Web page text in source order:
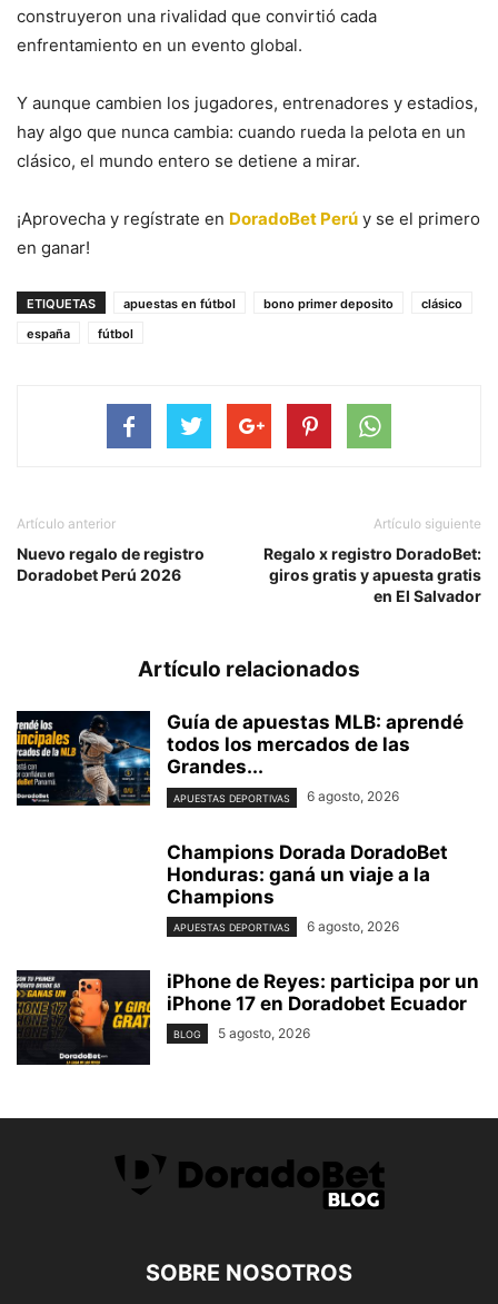
construyeron una rivalidad que convirtió cada
enfrentamiento en un evento global.
Y aunque cambien los jugadores, entrenadores y estadios,
hay algo que nunca cambia: cuando rueda la pelota en un
clásico, el mundo entero se detiene a mirar.
¡Aprovecha y regístrate en DoradoBet Perú y se el primero
en ganar!
ETIQUETAS apuestas en fútbol bono primer deposito
clásico
españa
fútbol
Artículo anterior
Nuevo regalo de registro
Doradobet Perú 2026
Artículo siguiente
Regalo x registro DoradoBet:
giros gratis y apuesta gratis
en El Salvador
Artículo relacionados
Guía de apuestas MLB: aprendé
todos los mercados de las
Grandes...
APUESTAS DEPORTIVAS 6 agosto, 2026
Champions Dorada DoradoBet
Honduras: ganá un viaje a la
Champions
APUESTAS DEPORTIVAS 6 agosto, 2026
iPhone de Reyes: participa por un
iPhone 17 en Doradobet Ecuador
BLOG 5 agosto, 2026
SOBRE NOSOTROS